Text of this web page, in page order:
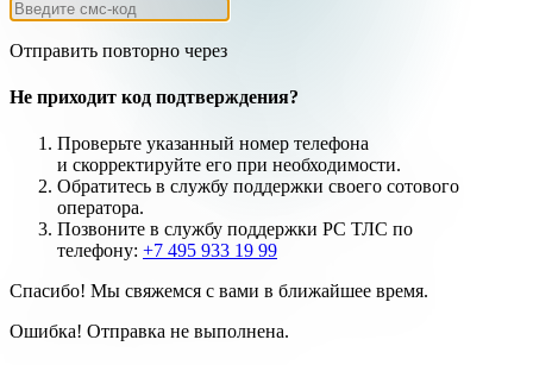
Отправить повторно через
Не приходит код подтверждения?
Проверьте указанный номер телефона
и скорректируйте его при необходимости.
Обратитесь в службу поддержки своего сотового
оператора.
Позвоните в службу поддержки РС ТЛС по
телефону: +7 495 933 19 99
Спасибо! Мы свяжемся с вами в ближайшее время.
Ошибка! Отправка не выполнена.